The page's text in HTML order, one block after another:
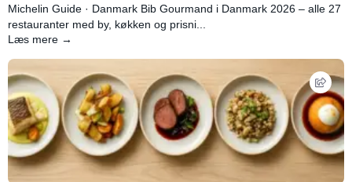
Michelin Guide · Danmark Bib Gourmand i Danmark 2026 – alle 27
restauranter med by, køkken og prisni...
Læs mere →